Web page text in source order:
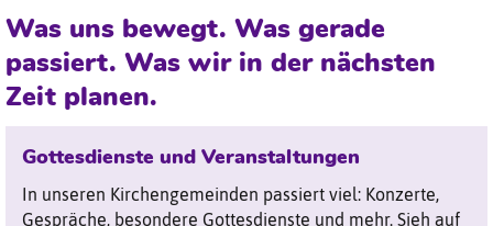
Was uns bewegt. Was gerade
passiert. Was wir in der nächsten
Zeit planen.
Gottesdienste und Veranstaltungen
In unseren Kirchengemeinden passiert viel: Konzerte,
Gespräche, besondere Gottesdienste und mehr. Sieh auf